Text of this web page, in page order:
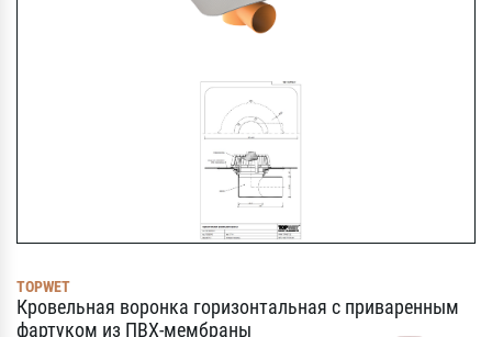
TOPWET
Кровельная воронка горизонтальная с приваренным
фартуком из ПВХ-мембраны